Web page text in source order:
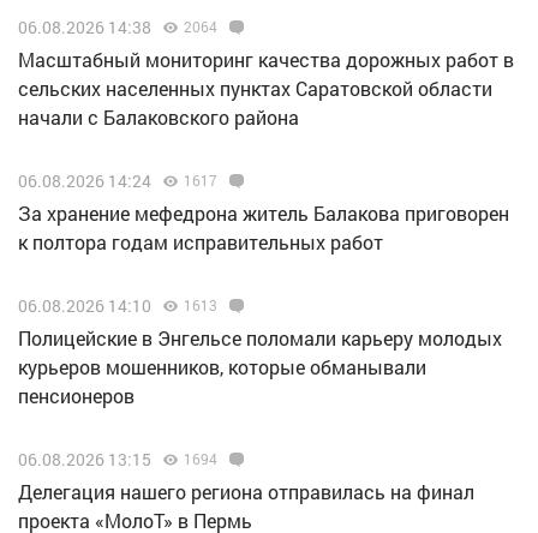
06.08.2026 14:38 2064
Масштабный мониторинг качества дорожных работ в
сельских населенных пунктах Саратовской области
начали с Балаковского района
06.08.2026 14:24 1617
За хранение мефедрона житель Балакова приговорен
к полтора годам исправительных работ
06.08.2026 14:10 1613
Полицейские в Энгельсе поломали карьеру молодых
курьеров мошенников, которые обманывали
пенсионеров
06.08.2026 13:15 1694
Делегация нашего региона отправилась на финал
проекта «МолоТ» в Пермь